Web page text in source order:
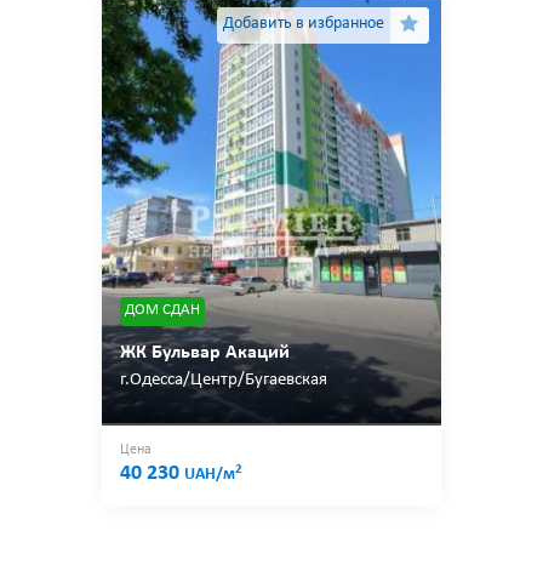
Добавить в избранное
ДОМ СДАН
ЖК Бульвар Акаций
г.Одесса/Центр/Бугаевская
Цена
40 230 UAH/м2